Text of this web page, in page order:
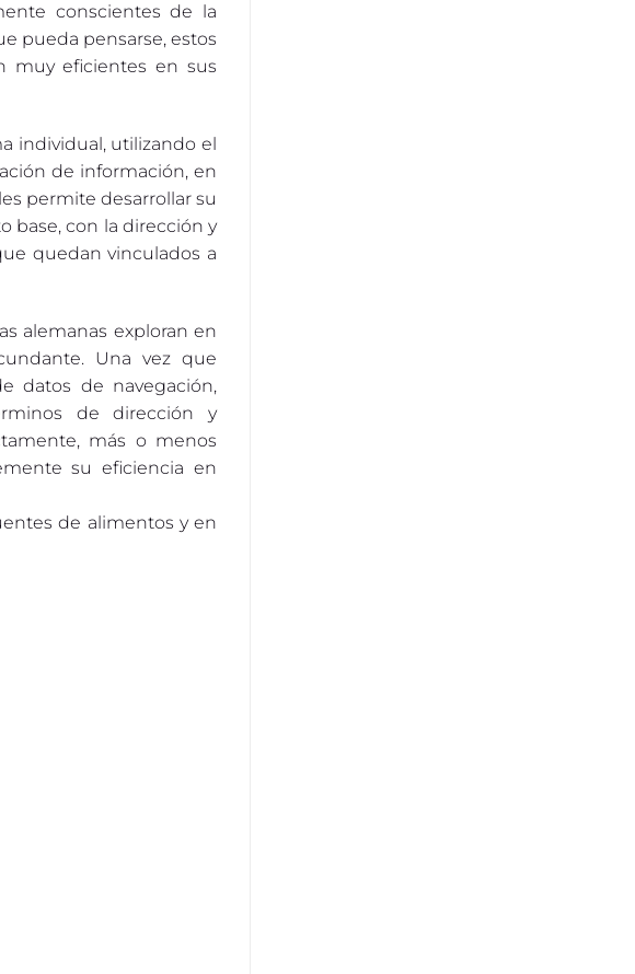
conscientes de la
pueda pensarse, estos
muy eficientes en sus
individual, utilizando el
de información, en
permite desarrollar su
base, con la dirección y
quedan vinculados a
alemanas exploran en
Una vez que
datos de navegación,
de dirección y
más o menos
su eficiencia en
de alimentos y en